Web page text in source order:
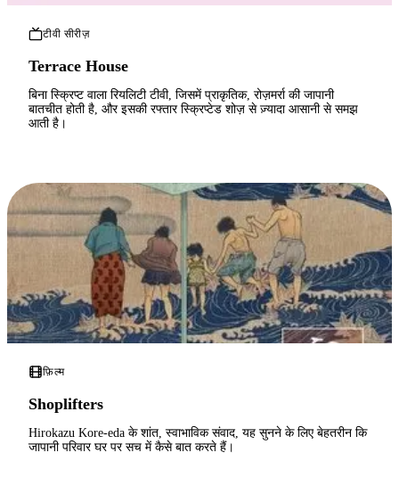
टीवी सीरीज़
Terrace House
बिना स्क्रिप्ट वाला रियलिटी टीवी, जिसमें प्राकृतिक, रोज़मर्रा की जापानी
बातचीत होती है, और इसकी रफ्तार स्क्रिप्टेड शोज़ से ज़्यादा आसानी से समझ
आती है।
फ़िल्म
Shoplifters
Hirokazu Kore-eda के शांत, स्वाभाविक संवाद, यह सुनने के लिए बेहतरीन कि
जापानी परिवार घर पर सच में कैसे बात करते हैं।